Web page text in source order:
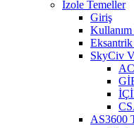
İzole Temeller
Giriş
Kullanım
SkyCiv
AS3600